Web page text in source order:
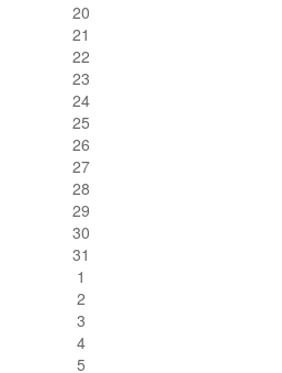
20
21
22
23
24
25
26
27
28
29
30
31
1
2
3
4
5